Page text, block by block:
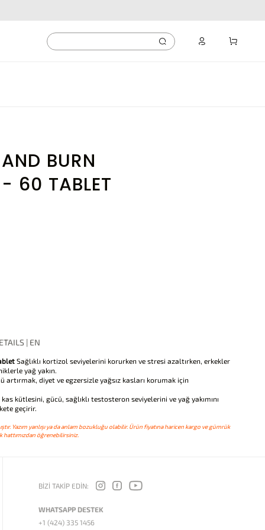
BURN
- 60 TABLET
| EN
Sağlıklı kortizol seviyelerini korurken ve stresi azaltırken, erkekler
yağ yakın.
artırmak, diyet ve egzersizle yağsız kasları korumak için
kütlesini, gücü, sağlıklı testosteron seviyelerini ve yağ yakımını
geçirir.
Yazım yanlışı ya da anlam bozukluğu olabilir. Ürün fiyatına haricen kargo ve gümrük
hattımızdan öğrenebilirsiniz.
BİZİ TAKİP EDİN:
WHATSAPP DESTEK
+1 (424) 335 1456